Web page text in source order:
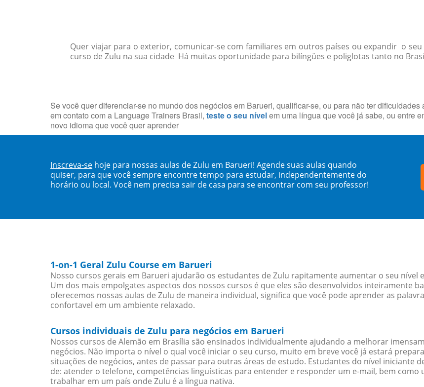
Quer viajar para o exterior, comunicar-se com familiares em outros países ou expandir o
curso de Zulu na sua cidade Há muitas oportunidade para bilíngües e poliglotas tanto no
Se você quer diferenciar-se no mundo dos negócios em Barueri, qualificar-se, ou para não ter
em contato com a Language Trainers Brasil, teste o seu nívelem uma língua que você já sabe, ou entre
novo idioma que você quer aprender
Inscreva-se hoje para nossas aulas de Zulu em Barueri! Agende suas aulas quando
quiser, para que você sempre encontre tempo para estudar, independentemente do
horário ou local. Você nem precisa sair de casa para se encontrar com seu professor!
1-on-1 Geral Zulu Course em Barueri
Nosso cursos gerais em Barueri ajudarão os estudantes de Zulu rapitamente aumentar o seu nível
Um dos mais empolgates aspectos dos nossos cursos é que eles são desenvolvidos inteiramente
oferecemos nossas aulas de Zulu de maneira individual, significa que você pode aprender as
confortavel em um ambiente relaxado.
Cursos individuais de Zulu para negócios em Barueri
Nossos cursos de Alemão em Brasília são ensinados individualmente ajudando a melhorar
negócios. Não importa o nível o qual você iniciar o seu curso, muito em breve você já estará
situações de negócios, antes de passar para outras áreas de estudo. Estudantes do nível iniciante
de: atender o telefone, competências linguísticas para entender e responder um e-mail, bem como
trabalhar em um país onde Zulu é a língua nativa.